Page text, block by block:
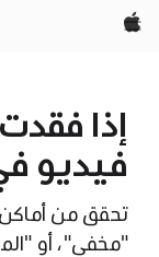
Apple‏
إذا
فيديو
تحقق من أماكن
"مخفي"، أو